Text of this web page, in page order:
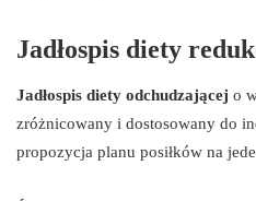
Jadłospis diety
Jadłospis diety odchudzającej o
zróżnicowany i dostosowany do
propozycja planu posiłków na